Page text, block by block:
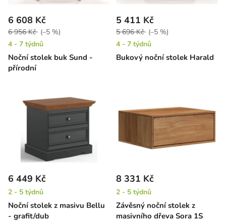
Noční stolek buk Sund -
přírodní
6 608 Kč
6 956 Kč (–5 %)
4 - 7 týdnů
Bukový noční stolek Harald
5 411 Kč
5 696 Kč (–5 %)
4 - 7 týdnů
Noční stolek z masivu Bellu
- grafit/dub
6 449 Kč
2 - 5 týdnů
Závěsný noční stolek z
masivního dřeva Sora 1S
8 331 Kč
2 - 5 týdnů